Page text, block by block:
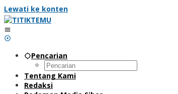
Lewati ke konten
Pencarian
Tentang Kami
Redaksi